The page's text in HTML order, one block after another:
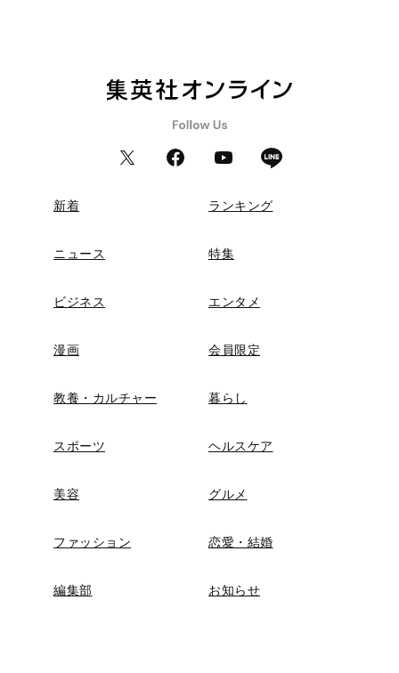
新着 ランキング
ニュース 特集
ビジネス エンタメ
漫画 会員限定
教養・カルチャー 暮らし
スポーツ ヘルスケア
美容 グルメ
ファッション 恋愛・結婚
編集部 お知らせ